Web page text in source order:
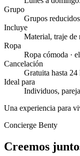
Grupo
Grupos
Incluye
Material, traje de
Ropa
Ropa cómoda ·
Cancelación
Gratuita hasta 24
Ideal para
Individuos,
Una experiencia para
Concierge Benty
Creemos